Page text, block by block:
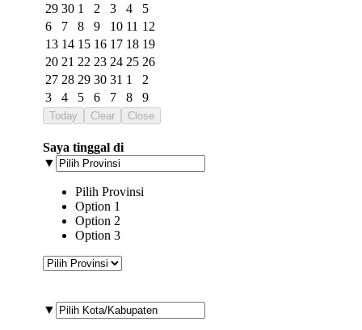
29 30 1 2 3 4
5
6
7 8 9 10 11 12
13 14 15 16 17 18 19
20 21 22 23 24 25 26
27 28 29 30 31 1
2
3
4 5 6 7 8 9
Today Clear Close
Saya tinggal di
▼
Pilih Provinsi
Option 1
Option 2
Option 3
▼